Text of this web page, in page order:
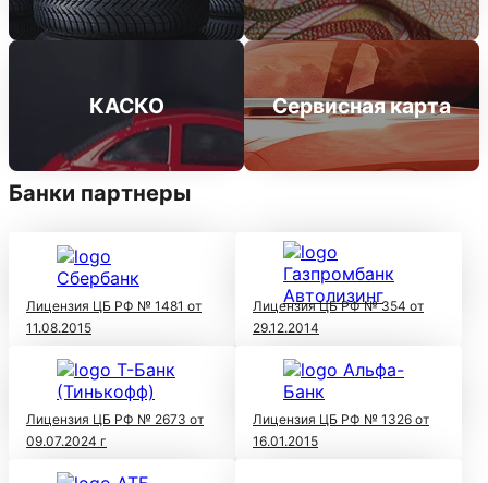
Купить в кредит
Подарки при покупке в кредит
Комплект шин
Кредитные
каникулы
КАСКО Сервисная карта
Банки партнеры